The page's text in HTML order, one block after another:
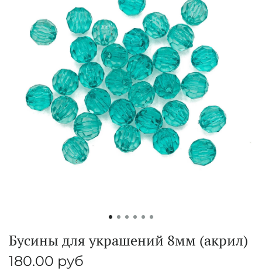
Бусины для украшений 8мм (акрил)
180.00 руб